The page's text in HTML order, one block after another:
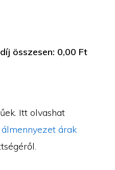
összesen: 0,00 Ft
Itt olvashat
árak